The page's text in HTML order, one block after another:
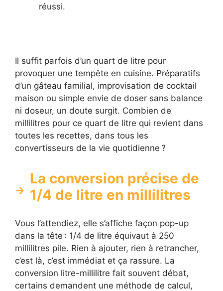
réussi.
Il suffit parfois d’un quart de litre pour
provoquer une tempête en cuisine. Préparatifs
d’un gâteau familial, improvisation de cocktail
maison ou simple envie de doser sans balance
ni doseur, un doute surgit. Combien de
millilitres pour ce quart de litre qui revient dans
toutes les recettes, dans tous les
convertisseurs de la vie quotidienne ?
La conversion précise de
1/4 de litre en millilitres
Vous l’attendiez, elle s’affiche façon pop-up
dans la tête : 1/4 de litre équivaut à 250
millilitres pile. Rien à ajouter, rien à retrancher,
c’est là, c’est immédiat et ça rassure. La
conversion litre-millilitre fait souvent débat,
certains demandent une méthode de calcul,